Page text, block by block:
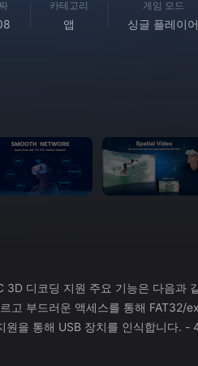
카테고리
앱
게임 모드
싱글 플레이어
같습니다. - Blu-ray 3D
치를 인식합니다. - 4X 디스플레이 기술로